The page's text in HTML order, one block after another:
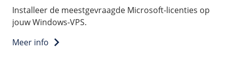
Installeer de meestgevraagde Microsoft-licenties op
jouw Windows-VPS.
Meer info